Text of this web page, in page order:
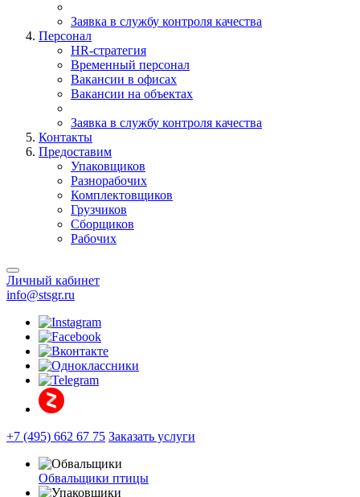
Заявка в службу контроля качества
Персонал
HR-стратегия
Временный персонал
Вакансии в офисах
Вакансии на объектах
Заявка в службу контроля качества
Контакты
Предоставим
Упаковщиков
Разнорабочих
Комплектовщиков
Грузчиков
Сборщиков
Рабочих
Личный кабинет
info@stsgr.ru
+7 (495) 662 67 75 Заказать услуги
Обвальщики птицы